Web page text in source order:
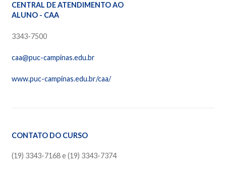
CENTRAL DE ATENDIMENTO AO
ALUNO - CAA
3343-7500
caa@puc-campinas.edu.br
www.puc-campinas.edu.br/caa/
CONTATO DO CURSO
(19) 3343-7168 e (19) 3343-7374